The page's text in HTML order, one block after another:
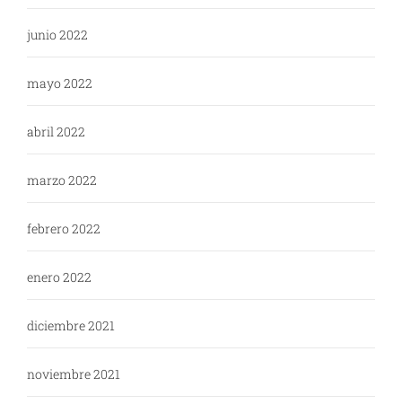
junio 2022
mayo 2022
abril 2022
marzo 2022
febrero 2022
enero 2022
diciembre 2021
noviembre 2021